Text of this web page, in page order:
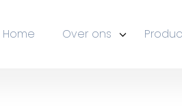
Home
Over ons